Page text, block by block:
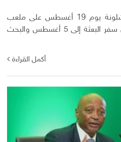
حسم موعد مباراة الأهلي وبرشلونة يوم 19 أغسطس على ملعب
كامب نو دفع إدارة الكرة لتأجيل سفر البعثة إلى 5 أغسطس والبحث
أكمل القراءة